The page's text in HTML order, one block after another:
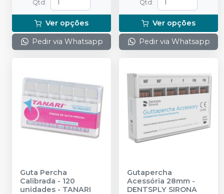
Qtd :
Ver opções
Pedir via Whatsapp
Qtd :
Ver opções
Pedir via Whatsapp
Guta Percha
Calibrada - 120
unidades - TANARI
Gutapercha
Acessória 28mm -
DENTSPLY SIRONA